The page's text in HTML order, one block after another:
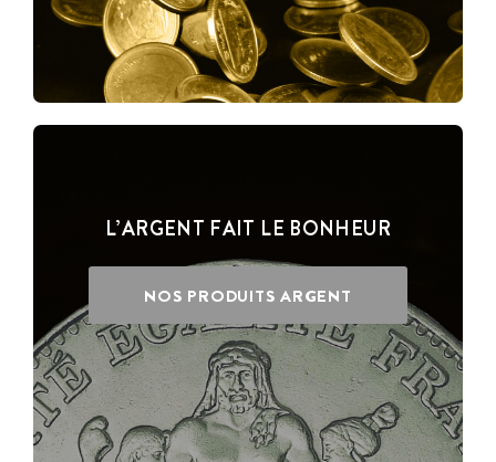
L’ARGENT FAIT LE BONHEUR
NOS PRODUITS ARGENT